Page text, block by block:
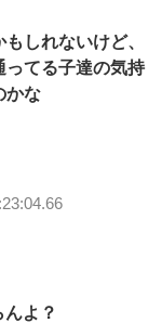
しれないけど、
ってる子達の気持
かな
よ？